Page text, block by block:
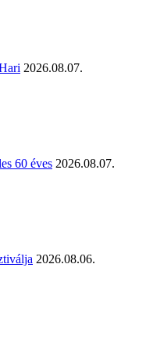
2026.08.07.
60 éves 2026.08.07.
2026.08.06.